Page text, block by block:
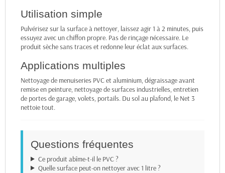
Utilisation simple
Pulvérisez sur la surface à nettoyer, laissez agir 1 à 2 minutes, puis
essuyez avec un chiffon propre. Pas de rinçage nécessaire. Le
produit sèche sans traces et redonne leur éclat aux surfaces.
Applications multiples
Nettoyage de menuiseries PVC et aluminium, dégraissage avant
remise en peinture, nettoyage de surfaces industrielles, entretien
de portes de garage, volets, portails. Du sol au plafond, le Net 3
nettoie tout.
Questions fréquentes
Ce produit abîme-t-il le PVC ?
Quelle surface peut-on nettoyer avec 1 litre ?